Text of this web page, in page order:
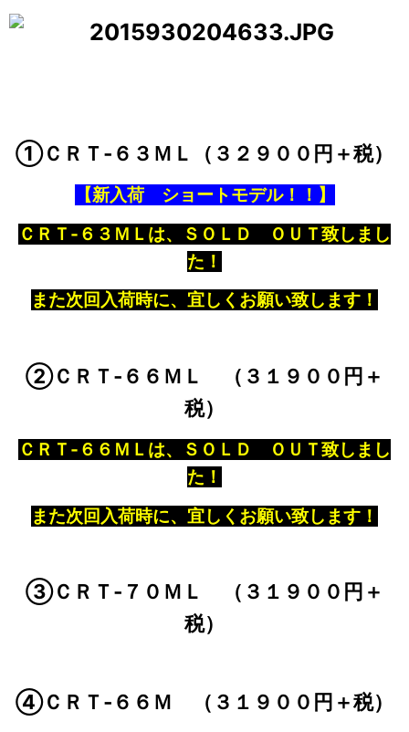
①ＣＲＴ‐６３ＭＬ（３２９００円＋税）
【新入荷 ショートモデル！！】
ＣＲＴ‐６３ＭＬ は、ＳＯＬＤ ＯＵＴ致しまし
た！
また次回入荷時に、宜しくお願い致します！
②ＣＲＴ‐６６ＭＬ （３１９００円＋
税）
ＣＲＴ‐６６ＭＬ は、ＳＯＬＤ ＯＵＴ致しまし
た！
また次回入荷時に、宜しくお願い致します！
③ＣＲＴ‐７０ＭＬ （３１９００円＋
税）
④ＣＲＴ‐６６Ｍ （ ３１９００円＋税）